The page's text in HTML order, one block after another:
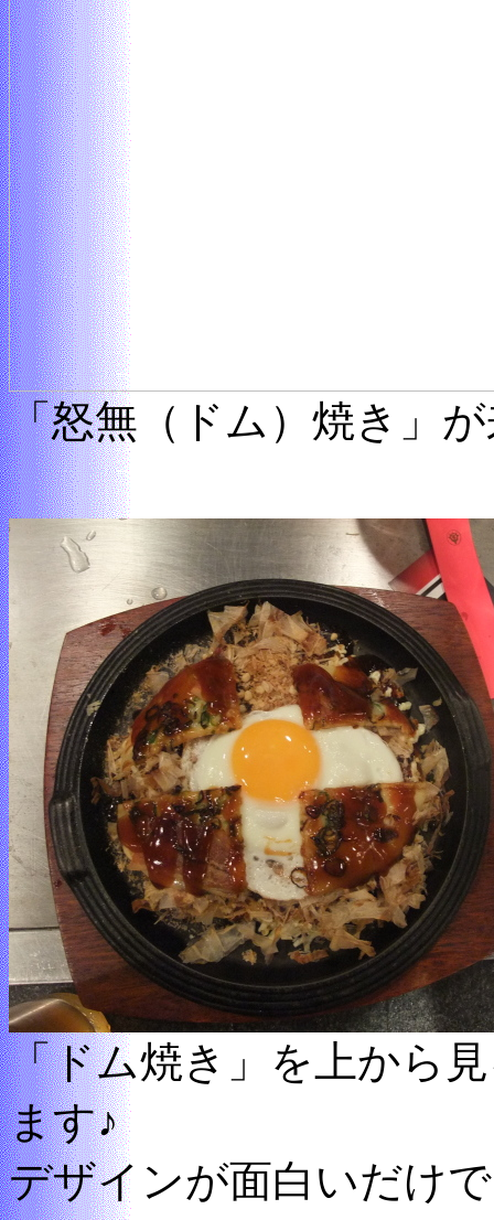
「怒無（ドム）焼き」
「ドム焼き」を上から
ます♪
デザインが面白いだけ